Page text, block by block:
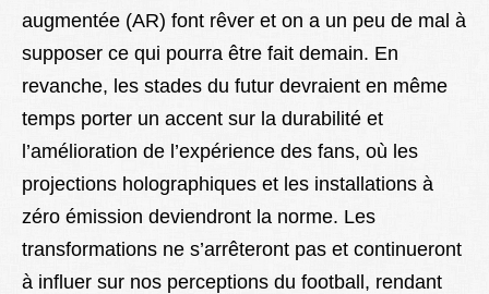
augmentée (AR) font rêver et on a un peu de mal à
supposer ce qui pourra être fait demain. En
revanche, les stades du futur devraient en même
temps porter un accent sur la durabilité et
l’amélioration de l’expérience des fans, où les
projections holographiques et les installations à
zéro émission deviendront la norme. Les
transformations ne s’arrêteront pas et continueront
à influer sur nos perceptions du football, rendant